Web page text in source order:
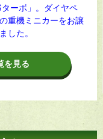
ターボ」。ダイヤペ
重機ミニカーをお譲
した。
を見る